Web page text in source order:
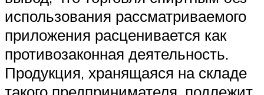
использования рассматриваемого
приложения расценивается как
противозаконная деятельность.
Продукция, хранящаяся на складе